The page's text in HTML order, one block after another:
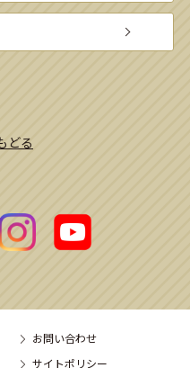
どる
お問い合わせ
サイトポリシー